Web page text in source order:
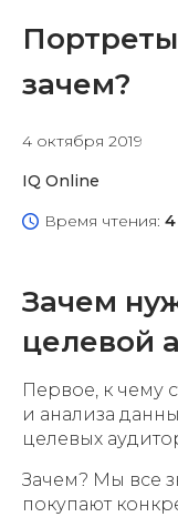
зачем?
4 октября 2019
IQ Online
Время чтения:
Зачем
целевой
Первое, к чему
и анализа
целевых
Зачем? Мы все
покупают